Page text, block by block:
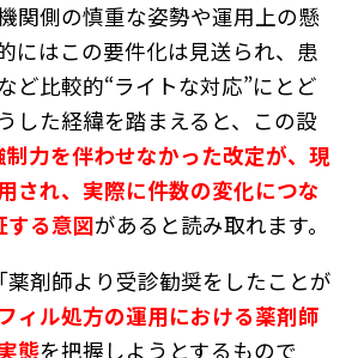
関側の慎重な姿勢や運用上の懸
にはこの要件化は見送られ、患
ど比較的“ライトな対応”にとど
した経緯を踏まえると、この設
制力を伴わせなかった改定が、現
され、実際に件数の変化につな
する意図があると読み取れます。
剤師より受診勧奨をしたことが
ィル処方の運用における薬剤師
態を把握しようとするもので